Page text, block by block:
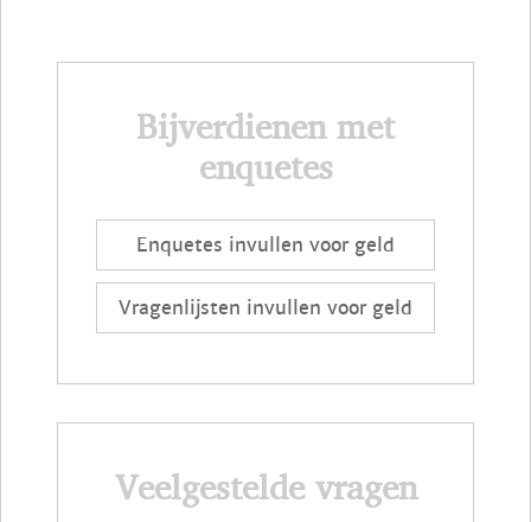
Bijverdienen met
enquetes
Enquetes invullen voor geld
Vragenlijsten invullen voor geld
Veelgestelde vragen